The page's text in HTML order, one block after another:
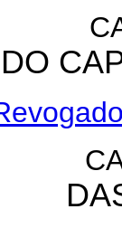
DO